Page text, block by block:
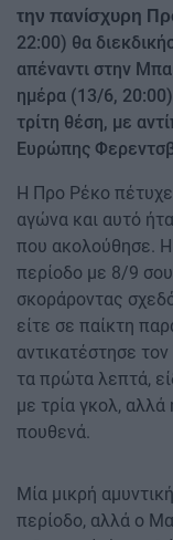
την πανίσχυρη
22:00) θα
απέναντι στην
ημέρα (13/6,
τρίτη θέση, με
Ευρώπης
Η Προ Ρέκο
αγώνα και αυτό
που ακολούθησε.
περίοδο με 8/9
σκοράροντας
είτε σε παίκτη
αντικατέστησε
τα πρώτα λεπτά,
με τρία γκολ,
πουθενά.
Μία μικρή
περίοδο, αλλά ο